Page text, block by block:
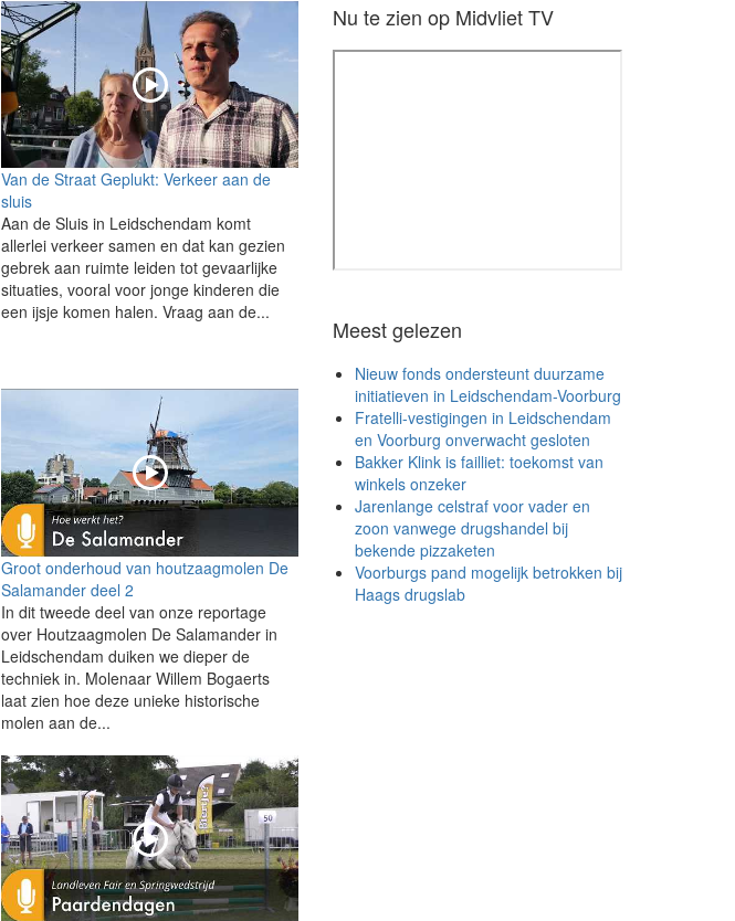
Van de Straat Geplukt: Verkeer aan de
sluis
Aan de Sluis in Leidschendam komt
allerlei verkeer samen en dat kan gezien
gebrek aan ruimte leiden tot gevaarlijke
situaties, vooral voor jonge kinderen die
een ijsje komen halen. Vraag aan de...
Groot onderhoud van houtzaagmolen De
Salamander deel 2
In dit tweede deel van onze reportage
over Houtzaagmolen De Salamander in
Leidschendam duiken we dieper de
techniek in. Molenaar Willem Bogaerts
laat zien hoe deze unieke historische
molen aan de...
Nu te zien op Midvliet TV
Meest gelezen
Nieuw fonds ondersteunt duurzame
initiatieven in Leidschendam-Voorburg
Fratelli-vestigingen in Leidschendam
en Voorburg onverwacht gesloten
Bakker Klink is failliet: toekomst van
winkels onzeker
Jarenlange celstraf voor vader en
zoon vanwege drugshandel bij
bekende pizzaketen
Voorburgs pand mogelijk betrokken bij
Haags drugslab